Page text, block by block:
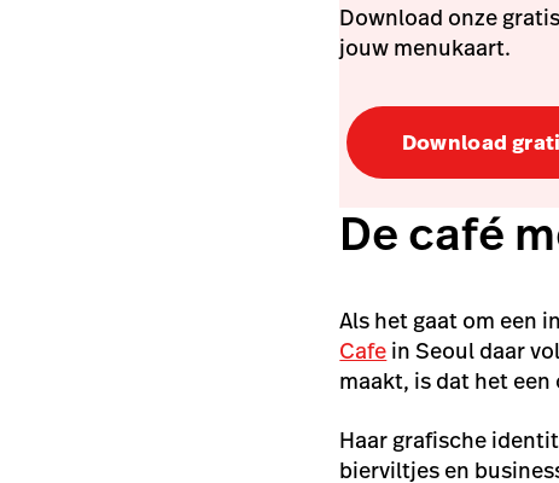
Download onze
jouw menukaart.
Download
De café
Als het gaat om een
Cafe in Seoul daar
maakt, is dat het
Haar grafische
bierviltjes en